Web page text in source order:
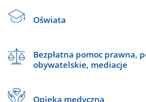
Oświata
Bezpłatna pomoc prawna,
obywatelskie, mediacje
Opieka medyczna